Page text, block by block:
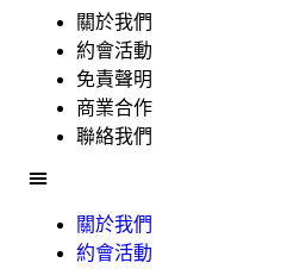
關於我們
約會活動
免責聲明
商業合作
聯絡我們
關於我們
約會活動